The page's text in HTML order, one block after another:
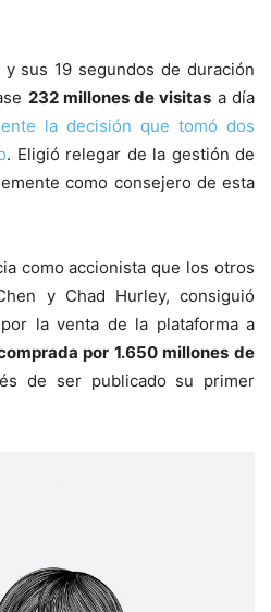
sus 19 segundos de duración
232 millones de visitas a día
la decisión que tomó dos
. Eligió relegar de la gestión de
como consejero de esta
como accionista que los otros
y Chad Hurley, consiguió
la venta de la plataforma a
por 1.650 millones de
de ser publicado su primer